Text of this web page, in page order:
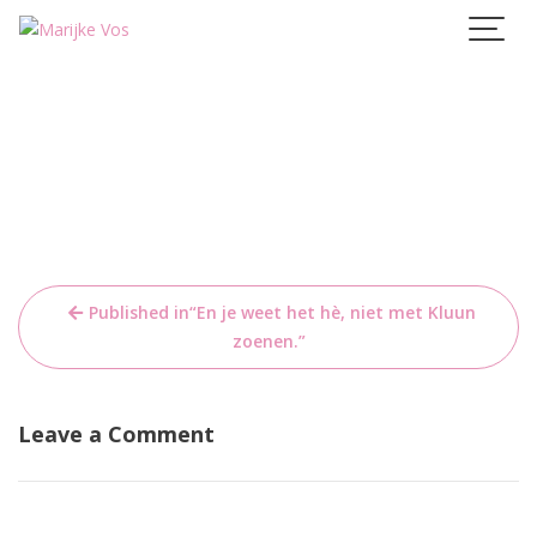
Skip
Bericht
navigatie
Published in“En je weet het hè, niet met Kluun
zoenen.”
Leave a Comment